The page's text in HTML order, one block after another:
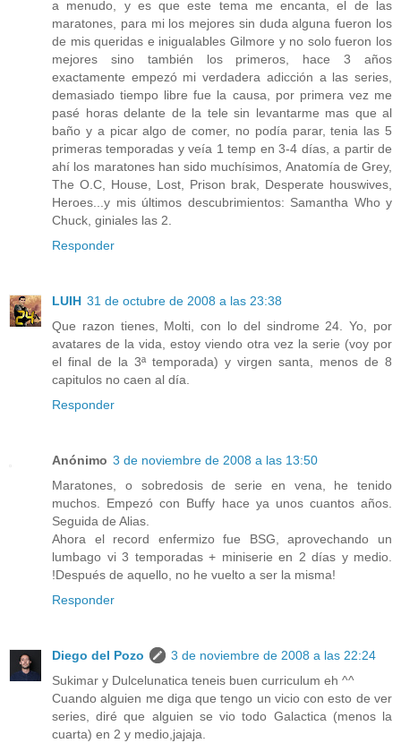
a menudo, y es que este tema me encanta, el de las
maratones, para mi los mejores sin duda alguna fueron los
de mis queridas e inigualables Gilmore y no solo fueron los
mejores sino también los primeros, hace 3 años
exactamente empezó mi verdadera adicción a las series,
demasiado tiempo libre fue la causa, por primera vez me
pasé horas delante de la tele sin levantarme mas que al
baño y a picar algo de comer, no podía parar, tenia las 5
primeras temporadas y veía 1 temp en 3-4 días, a partir de
ahí los maratones han sido muchísimos, Anatomía de Grey,
The O.C, House, Lost, Prison brak, Desperate houswives,
Heroes...y mis últimos descubrimientos: Samantha Who y
Chuck, giniales las 2.
Responder
LUIH 31 de octubre de 2008 a las 23:38
Que razon tienes, Molti, con lo del sindrome 24. Yo, por
avatares de la vida, estoy viendo otra vez la serie (voy por
el final de la 3ª temporada) y virgen santa, menos de 8
capitulos no caen al día.
Responder
Anónimo 3 de noviembre de 2008 a las 13:50
Maratones, o sobredosis de serie en vena, he tenido
muchos. Empezó con Buffy hace ya unos cuantos años.
Seguida de Alias.
Ahora el record enfermizo fue BSG, aprovechando un
lumbago vi 3 temporadas + miniserie en 2 días y medio.
!Después de aquello, no he vuelto a ser la misma!
Responder
Diego del Pozo
3 de noviembre de 2008 a las 22:24
Sukimar y Dulcelunatica teneis buen curriculum eh ^^
Cuando alguien me diga que tengo un vicio con esto de ver
series, diré que alguien se vio todo Galactica (menos la
cuarta) en 2 y medio,jajaja.